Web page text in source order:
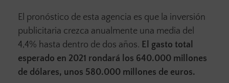
El pronóstico de esta agencia es que la inversión
publicitaria crezca anualmente una media del
4,4% hasta dentro de dos años. El gasto total
esperado en 2021 rondará los 640.000 millones
de dólares, unos 580.000 millones de euros.